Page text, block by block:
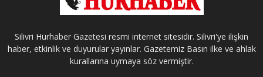
Silivri Hürhaber Gazetesi resmi internet sitesidir. Silivri'ye ilişkin
haber, etkinlik ve duyurular yayınlar. Gazetemiz Basın ilke ve ahlak
kurallarına uymaya söz vermiştir.